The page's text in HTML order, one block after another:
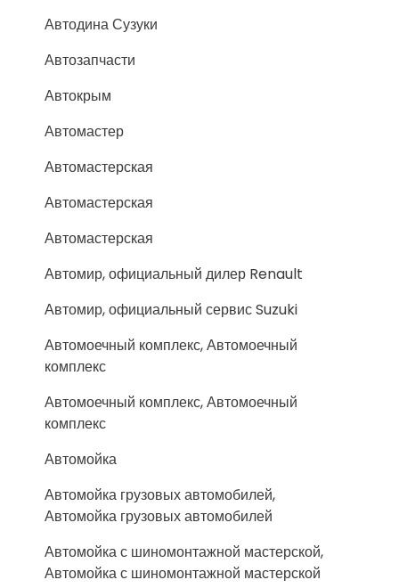
Автодина Сузуки
Автозапчасти
Автокрым
Автомастер
Автомастерская
Автомастерская
Автомастерская
Автомир, официальный дилер Renault
Автомир, официальный сервис Suzuki
Автомоечный комплекс, Автомоечный
комплекс
Автомоечный комплекс, Автомоечный
комплекс
Автомойка
Автомойка грузовых автомобилей,
Автомойка грузовых автомобилей
Автомойка с шиномонтажной мастерской,
Автомойка с шиномонтажной мастерской